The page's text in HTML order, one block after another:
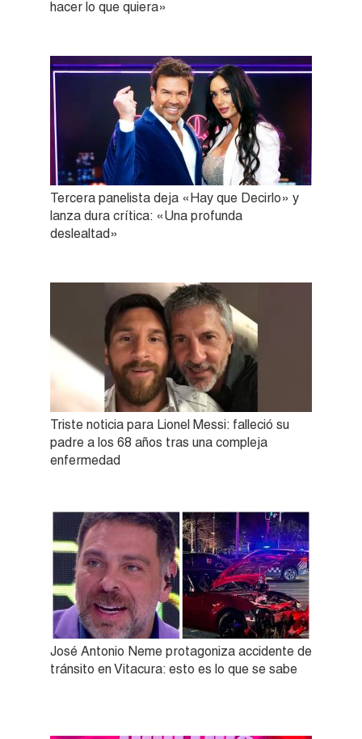
hacer lo que quiera»
Tercera panelista deja «Hay que Decirlo» y
lanza dura crítica: «Una profunda
deslealtad»
Triste noticia para Lionel Messi: falleció su
padre a los 68 años tras una compleja
enfermedad
José Antonio Neme protagoniza accidente de
tránsito en Vitacura: esto es lo que se sabe